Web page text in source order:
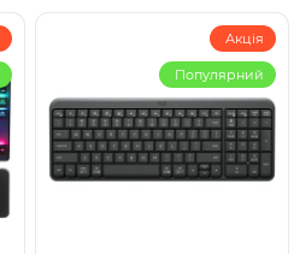
Акція
Популярний